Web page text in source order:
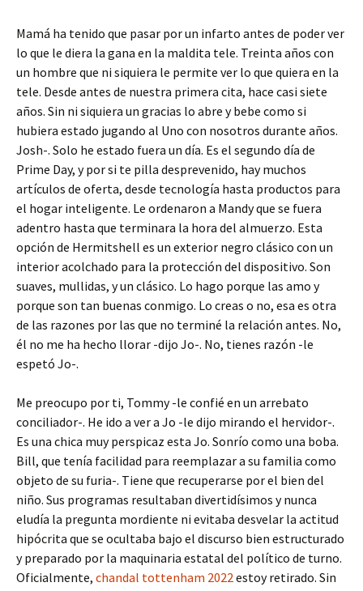
Mamá ha tenido que pasar por un infarto antes de poder ver
lo que le diera la gana en la maldita tele. Treinta años con
un hombre que ni siquiera le permite ver lo que quiera en la
tele. Desde antes de nuestra primera cita, hace casi siete
años. Sin ni siquiera un gracias lo abre y bebe como si
hubiera estado jugando al Uno con nosotros durante años.
Josh-. Solo he estado fuera un día. Es el segundo día de
Prime Day, y por si te pilla desprevenido, hay muchos
artículos de oferta, desde tecnología hasta productos para
el hogar inteligente. Le ordenaron a Mandy que se fuera
adentro hasta que terminara la hora del almuerzo. Esta
opción de Hermitshell es un exterior negro clásico con un
interior acolchado para la protección del dispositivo. Son
suaves, mullidas, y un clásico. Lo hago porque las amo y
porque son tan buenas conmigo. Lo creas o no, esa es otra
de las razones por las que no terminé la relación antes. No,
él no me ha hecho llorar -dijo Jo-. No, tienes razón -le
espetó Jo-.
Me preocupo por ti, Tommy -le confié en un arrebato
conciliador-. He ido a ver a Jo -le dijo mirando el hervidor-.
Es una chica muy perspicaz esta Jo. Sonrío como una boba.
Bill, que tenía facilidad para reemplazar a su familia como
objeto de su furia-. Tiene que recuperarse por el bien del
niño. Sus programas resultaban divertidísimos y nunca
eludía la pregunta mordiente ni evitaba desvelar la actitud
hipócrita que se ocultaba bajo el discurso bien estructurado
y preparado por la maquinaria estatal del político de turno.
Oficialmente, chandal tottenham 2022estoy retirado. Sin